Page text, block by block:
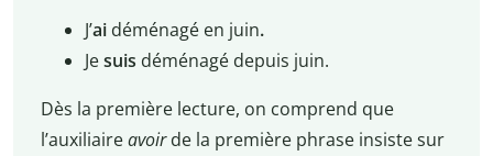
J’ai déménagé en juin.
Jesuis déménagé depuis juin.
Dès la première lecture, on comprend que
l’auxiliaireavoirde la première phrase insiste sur